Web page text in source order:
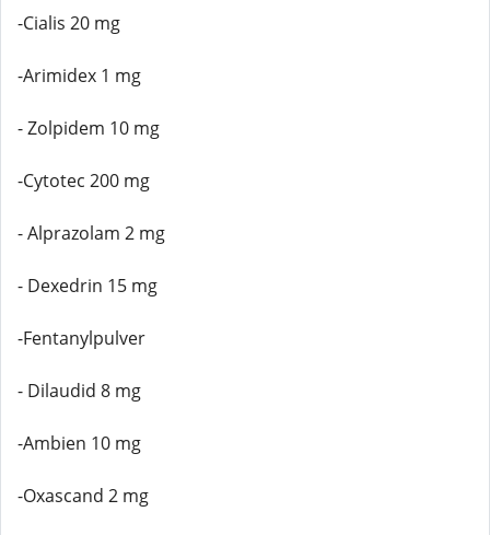
-Cialis 20 mg
-Arimidex 1 mg
- Zolpidem 10 mg
-Cytotec 200 mg
- Alprazolam 2 mg
- Dexedrin 15 mg
-Fentanylpulver
- Dilaudid 8 mg
-Ambien 10 mg
-Oxascand 2 mg